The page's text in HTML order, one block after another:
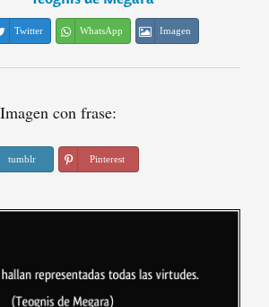
Twitter WhatsApp Imagen
Imagen con frase:
tumblr Pinterest